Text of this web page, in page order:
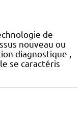
de
nouveau ou
diagnostique ,
se caractéris